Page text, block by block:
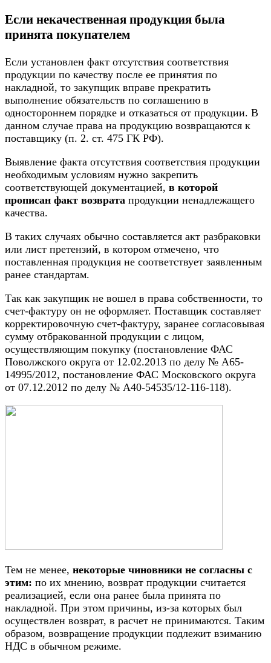
Если некачественная продукция была
принята покупателем
Если установлен факт отсутствия соответствия
продукции по качеству после ее принятия по
накладной, то закупщик вправе прекратить
выполнение обязательств по соглашению в
одностороннем порядке и отказаться от продукции. В
данном случае права на продукцию возвращаются к
поставщику (п. 2. ст. 475 ГК РФ).
Выявление факта отсутствия соответствия продукции
необходимым условиям нужно закрепить
соответствующей документацией, в которой
прописан факт возврата продукции ненадлежащего
качества.
В таких случаях обычно составляется акт разбраковки
или лист претензий, в котором отмечено, что
поставленная продукция не соответствует заявленным
ранее стандартам.
Так как закупщик не вошел в права собственности, то
счет-фактуру он не оформляет. Поставщик составляет
корректировочную счет-фактуру, заранее согласовывая
сумму отбракованной продукции с лицом,
осуществляющим покупку (постановление ФАС
Поволжского округа от 12.02.2013 по делу № А65-
14995/2012, постановление ФАС Московского округа
от 07.12.2012 по делу № А40-54535/12-116-118).
Тем не менее, некоторые чиновники не согласны с
этим: по их мнению, возврат продукции считается
реализацией, если она ранее была принята по
накладной. При этом причины, из-за которых был
осуществлен возврат, в расчет не принимаются. Таким
образом, возвращение продукции подлежит взиманию
НДС в обычном режиме.